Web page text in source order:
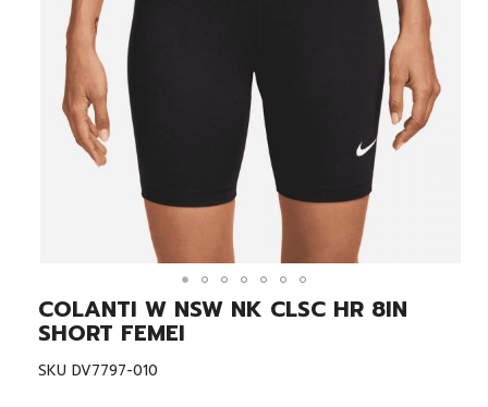
Skip
to
the
beginning
of
COLANTI W NSW NK CLSC HR 8IN
SHORT FEMEI
SKU DV7797-010